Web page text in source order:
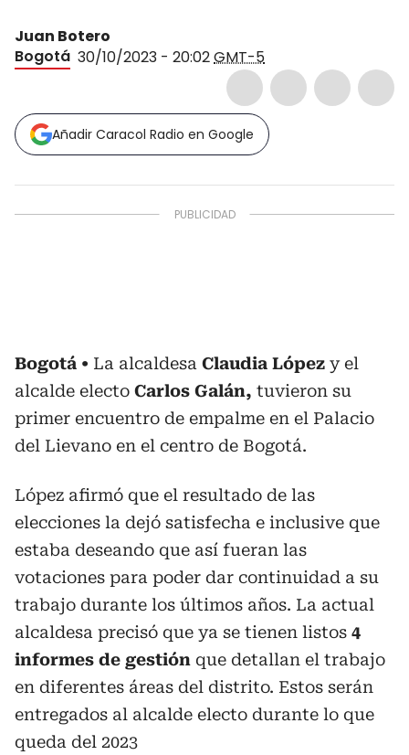
Juan Botero
Bogotá 30/10/2023 - 20:02GMT-5
Añadir Caracol Radio en Google
Bogotá La alcaldesa Claudia López y el
alcalde electo Carlos Galán, tuvieron su
primer encuentro de empalme en el Palacio
del Lievano en el centro de Bogotá.
López afirmó que el resultado de las
elecciones la dejó satisfecha e inclusive que
estaba deseando que así fueran las
votaciones para poder dar continuidad a su
trabajo durante los últimos años. La actual
alcaldesa precisó que ya se tienen listos 4
informes de gestión que detallan el trabajo
en diferentes áreas del distrito. Estos serán
entregados al alcalde electo durante lo que
queda del 2023